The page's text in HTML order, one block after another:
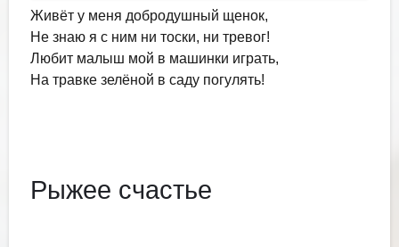
Живёт у меня добродушный щенок,
Не знаю я с ним ни тоски, ни тревог!
Любит малыш мой в машинки играть,
На травке зелёной в саду погулять!
Рыжее счастье